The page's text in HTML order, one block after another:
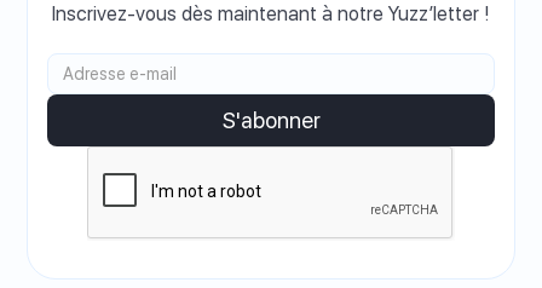
Inscrivez-vous dès maintenant à notre Yuzz’letter !